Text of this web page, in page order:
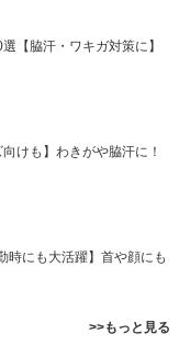
【脇汗・ワキガ対策に】
けも】わきがや脇汗に！
時にも大活躍】首や顔にも
>>もっと見る